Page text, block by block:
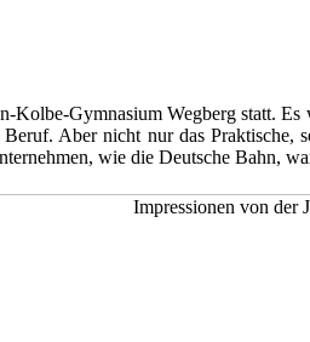
Gymnasium Wegberg statt.
Aber nicht nur das
wie die Deutsche Bahn,